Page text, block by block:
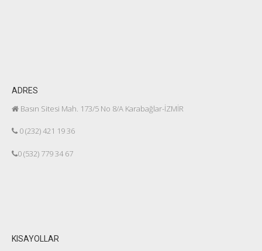
ADRES
Basın Sitesi Mah. 173/5 No 8/A Karabağlar-İZMİR
0 (232) 421 19 36
0 (532) 779 34 67
KISAYOLLAR